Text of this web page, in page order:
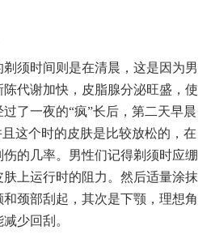
须时间则是在清晨，这是因为男
代谢加快，皮脂腺分泌旺盛，使
了一夜的“疯”长后，第二天早晨
这个时的皮肤是比较放松的，在
的几率。男性们记得剃须时应绷
上运行时的阻力。然后适量涂抹
颈部刮起，其次是下颚，理想角
少回刮。